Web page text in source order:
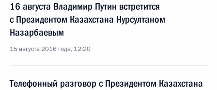
16 августа Владимир Путин встретится
с Президентом Казахстана Нурсултаном
Назарбаевым
15 августа 2016 года, 12:20
Телефонный разговор с Президентом Казахстана